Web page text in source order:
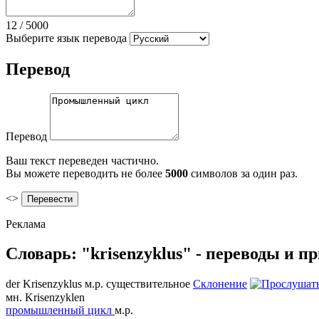
12 / 5000
Выберите язык перевода
Перевод
Перевод
Ваш текст переведен частично.
Вы можете переводить не более 5000 символов за один раз.
<>
Реклама
Словарь: "krisenzyklus" - переводы и
derKrisenzyklus м.р. существительное Склонение
мн. Krisenzyklen
промышленный цикл м.р.